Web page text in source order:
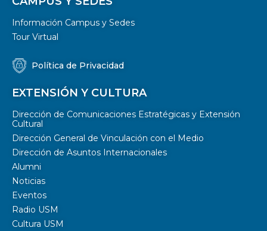
Información Campus y Sedes
Tour Virtual
Política de Privacidad
EXTENSIÓN Y CULTURA
Dirección de Comunicaciones Estratégicas y Extensión
Cultural
Dirección General de Vinculación con el Medio
Dirección de Asuntos Internacionales
Alumni
Noticias
Eventos
Radio USM
Cultura USM